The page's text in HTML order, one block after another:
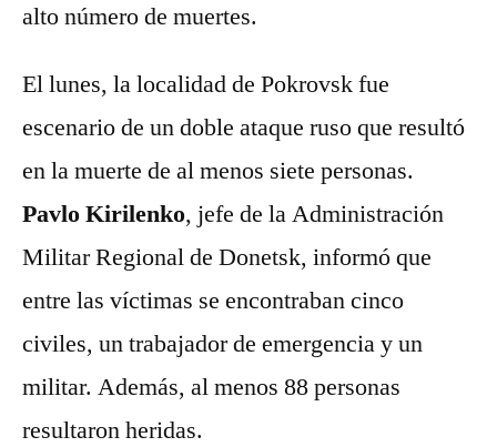
alto número de muertes.
El lunes, la localidad de Pokrovsk fue
escenario de un doble ataque ruso que resultó
en la muerte de al menos siete personas.
Pavlo Kirilenko, jefe de la Administración
Militar Regional de Donetsk, informó que
entre las víctimas se encontraban cinco
civiles, un trabajador de emergencia y un
militar. Además, al menos 88 personas
resultaron heridas.